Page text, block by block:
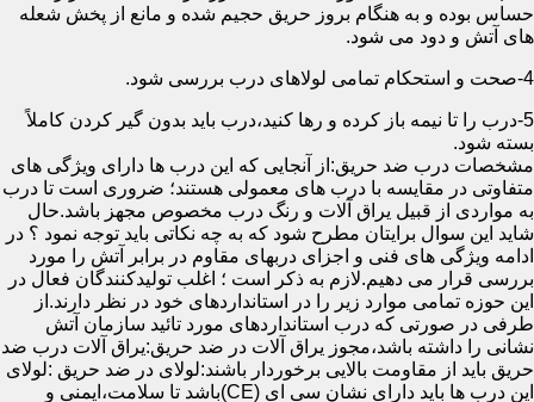
حساس بوده و به هنگام بروز حریق حجیم شده و مانع از پخش شعله
های آتش و دود می شود.
4-صحت و استحکام تمامی لولاهای درب بررسی شود.
5-درب را تا نیمه باز کرده و رها کنید،درب باید بدون گیر کردن کاملاً
بسته شود.
مشخصات درب ضد حریق:از آنجایی که این درب ها دارای ویژگی های
متفاوتی در مقایسه با درب های معمولی هستند؛ ضروری است تا درب
به مواردی از قبیل یراق آلات و رنگ درب مخصوص مجهز باشد.حال
شاید این سوال برایتان مطرح شود که به چه نکاتی باید توجه نمود ؟ در
ادامه ویژگی های فنی و اجزای دربهای مقاوم در برابر آتش را مورد
بررسی قرار می دهیم.لازم به ذکر است ؛ اغلب تولیدکنندگان فعال در
این حوزه تمامی موارد زیر را در استانداردهای خود در نظر دارند.از
طرفی در صورتی که درب استانداردهای مورد تائید سازمان آتش
نشانی را داشته باشد،مجوز یراق آلات در ضد حریق:یراق آلات درب ضد
حریق باید از مقاومت بالایی برخوردار باشند:لولای در ضد حریق :لولای
این درب ها باید دارای نشان سی ای (CE)باشد تا سلامت،ایمنی و